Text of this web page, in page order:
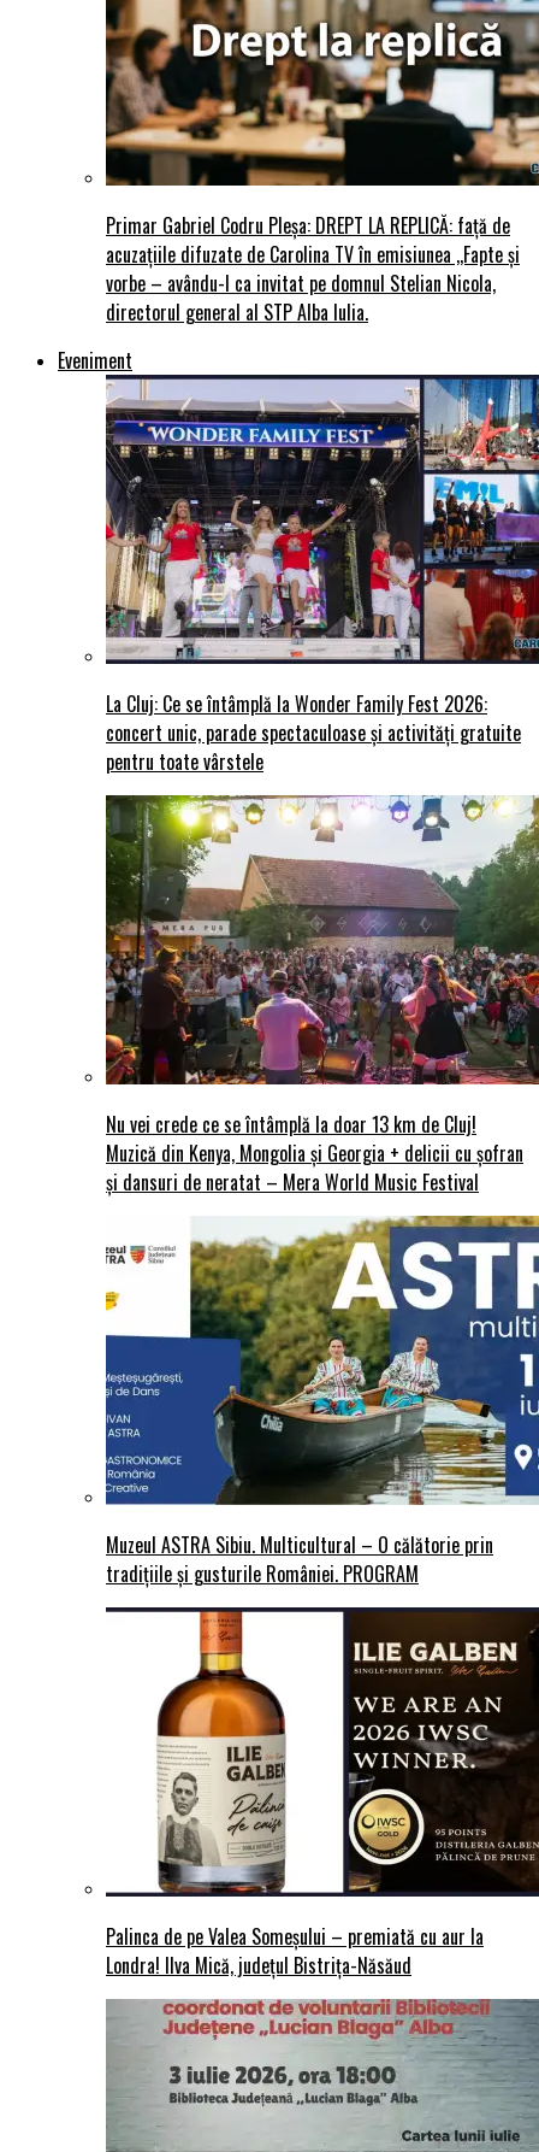
Primar Gabriel Codru Pleșa: DREPT LA REPLICĂ: față de
acuzațiile difuzate de Carolina TV în emisiunea ,,Fapte și
vorbe – avându-l ca invitat pe domnul Stelian Nicola,
directorul general al STP Alba Iulia.
Eveniment
La Cluj: Ce se întâmplă la Wonder Family Fest 2026:
concert unic, parade spectaculoase și activități gratuite
pentru toate vârstele
Nu vei crede ce se întâmplă la doar 13 km de Cluj!
Muzică din Kenya, Mongolia și Georgia + delicii cu șofran
și dansuri de neratat – Mera World Music Festival
Muzeul ASTRA Sibiu. Multicultural – O călătorie prin
tradițiile și gusturile României. PROGRAM
Palinca de pe Valea Someșului – premiată cu aur la
Londra! Ilva Mică, județul Bistrița-Năsăud